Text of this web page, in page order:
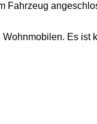
Fahrzeug
Es ist